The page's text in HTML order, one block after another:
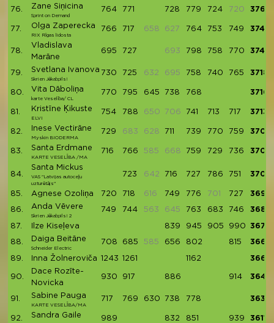
76. Zane Siņicina
Sprint on Demand
764 771 728 779 724 720 3766
77. Olga Zaperecka
RIX Rīgas lidosta
766 717 658 627 764 753 749 3749
78.
Vladislava
Marāne
695 727 693 798 758 770 3748
79. Svetlana Ivanova
Skrien Jēkabpils!
730 725 632 695 758 740 765 3718
80. Vita Dāboliņa
karte Veselība/ CL
770 795 645 738 768 3716
81. Kristīne Ķikuste
ELVI
754 788 650 706 741 713 717 3713
82. Inese Vectirāne
Myskin BIODERMA
729 683 628 711 739 770 759 3708
83. Santa Erdmane
KARTE VESELĪBA /MA
716 766 585 668 759 729 736 3706
84.
Santa Mickus
VAS "Latvijas autoceļu
uzturētājs"
723 642 716 727 786 751 3703
85. Agnese Ozoliņa 720 718 616 749 776 701 727 3690
86. Anda Vēvere
Skrien Jēkabpils! 2
749 744 563 645 763 683 746 3685
87. Ilze Kiseļeva 839 945 905 990 3679
88. Daiga Beitāne
Schneider Electric
708 685 585 656 802 815 3666
89. Inna Žolneroviča 1243 1261 1162 3666
90.
Dace Rozīte-
Novicka
930 917 886 914 3647
91. Sabine Pauga
KARTE VESELĪBA/MA
717 769 630 738 778 3632
92. Sandra Gaile 989 832 851 939 3611